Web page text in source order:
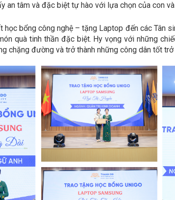
an tâm và đặc biệt tự hào với lựa chọn của con
học bổng công nghệ – tặng Laptop đến các Tân
quà tinh thần đặc biệt. Hy vọng với những
chặng đường và trở thành những công dân tốt